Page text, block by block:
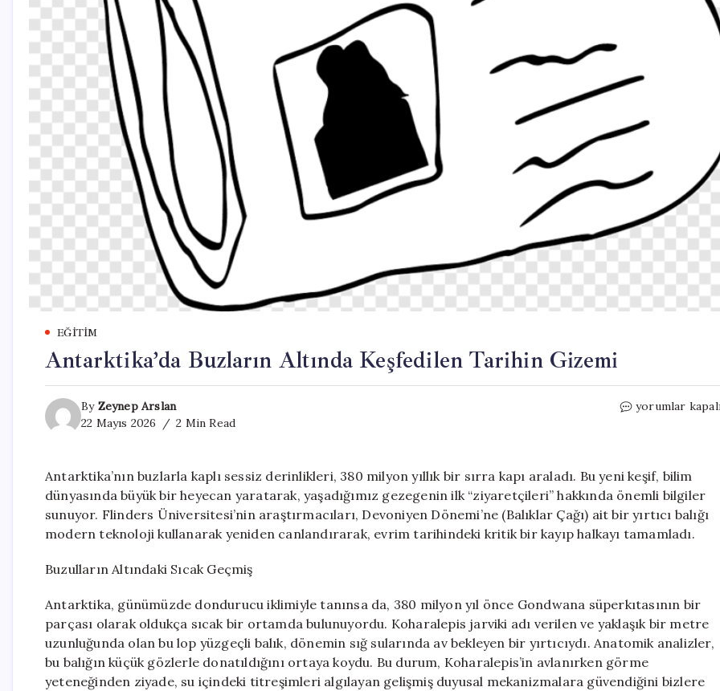
EĞITIM
Antarktika’da Buzların Altında Keşfedilen Tarihin Gizemi
By Zeynep Arslan
22 Mayıs 2026
2 Min Read
Antarktika’da
Tarihin
Gizemi
yorumlar
Antarktika’nın buzlarla kaplı sessiz derinlikleri, 380 milyon yıllık bir sırra kapı araladı. Bu yeni keşif, bilim
dünyasında büyük bir heyecan yaratarak, yaşadığımız gezegenin ilk “ziyaretçileri” hakkında önemli bilgiler
sunuyor. Flinders Üniversitesi’nin araştırmacıları, Devoniyen Dönemi’ne (Balıklar Çağı) ait bir yırtıcı balığı
modern teknoloji kullanarak yeniden canlandırarak, evrim tarihindeki kritik bir kayıp halkayı tamamladı.
Buzulların Altındaki Sıcak Geçmiş
Antarktika, günümüzde dondurucu iklimiyle tanınsa da, 380 milyon yıl önce Gondwana süperkıtasının bir
parçası olarak oldukça sıcak bir ortamda bulunuyordu. Koharalepis jarviki adı verilen ve yaklaşık bir metre
uzunluğunda olan bu lop yüzgeçli balık, dönemin sığ sularında av bekleyen bir yırtıcıydı. Anatomik analizler,
bu balığın küçük gözlerle donatıldığını ortaya koydu. Bu durum, Koharalepis’in avlanırken görme
yeteneğinden ziyade, su içindeki titreşimleri algılayan gelişmiş duyusal mekanizmalara güvendiğini bizlere